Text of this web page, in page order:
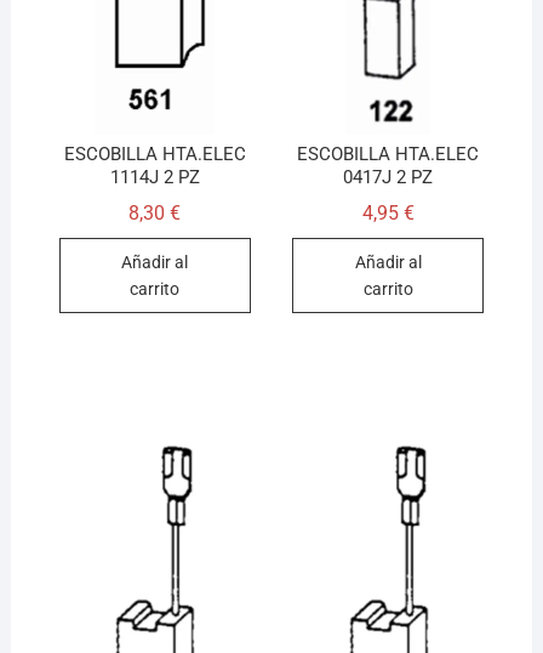
ESCOBILLA HTA.ELEC
1114J 2 PZ
8,30€
Añadir al
carrito
ESCOBILLA HTA.ELEC
0417J 2 PZ
4,95 €
Añadir al
carrito